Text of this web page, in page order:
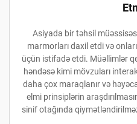
Asiyada bir təhsil
marmorları daxil etdi və
üçün istifadə etdi. Müəllimlər
həndəsə kimi mövzuları
daha çox maraqlanır və
elmi prinsiplərin
sinif otağında